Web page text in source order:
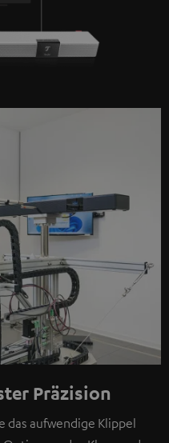
Präzision
das aufwendige Klippel